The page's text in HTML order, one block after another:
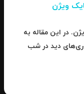
ویژن
در این مقاله به
دید در شب